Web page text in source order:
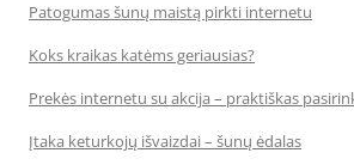
Patogumas šunų maistą pirkti internetu
Koks kraikas katėms geriausias?
Prekės internetu su akcija – praktiškas
Įtaka keturkojų išvaizdai – šunų ėdalas